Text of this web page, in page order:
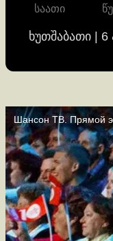
საათი
ხუთშაბათი | 6